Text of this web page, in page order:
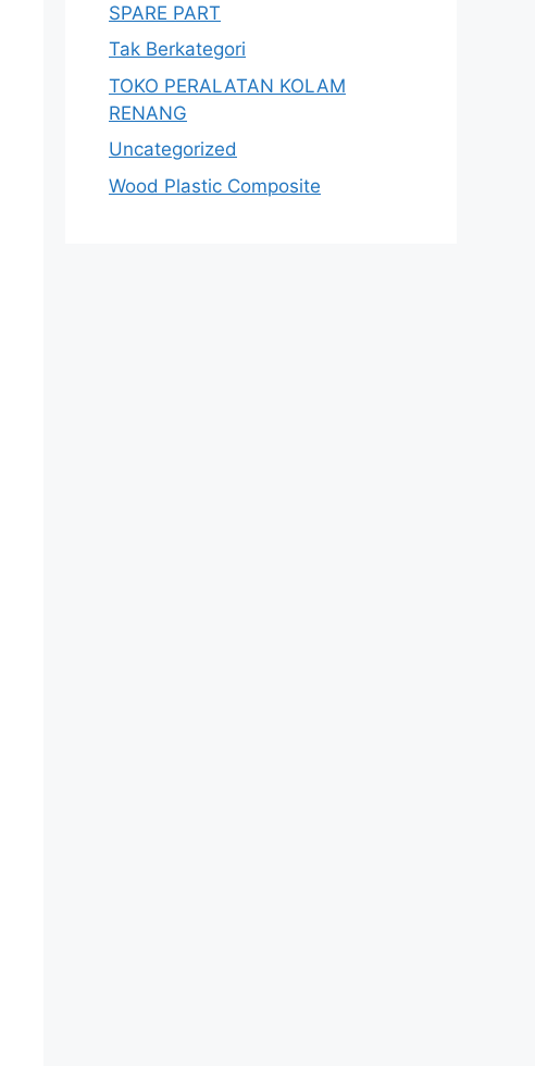
SPARE PART
Tak Berkategori
TOKO PERALATAN KOLAM
RENANG
Uncategorized
Wood Plastic Composite